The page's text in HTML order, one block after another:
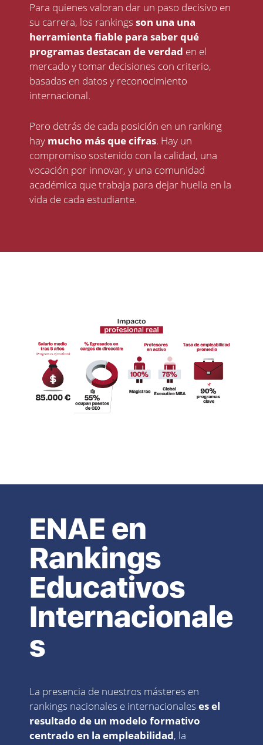
Para quienes valoran dar un paso decisivo en
su carrera, los rankings son una una
herramienta fiable para saber qué
programas destacan de verdad en el
mercado y tomar decisiones con criterio,
basadas en datos y reconocimiento
internacional.
Pero detrás de cada posición en un ranking
hay mucho más que cifras. Hay un
compromiso sostenido con la calidad, una
vocación por innovar, y una comunidad
académica que trabaja para dejar huella en la
vida de cada estudiante.
ENAE en
Rankings
Educativos
Internacionale
s
La presencia de nuestros másteres en
rankings nacionales e internacionales es el
resultado de un modelo formativo
centrado en la empleabilidad, la